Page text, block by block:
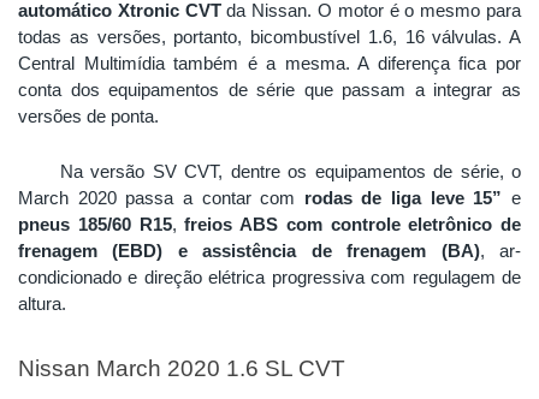
automático Xtronic CVT da Nissan. O motor é o mesmo para
todas as versões, portanto, bicombustível 1.6, 16 válvulas. A
Central Multimídia também é a mesma. A diferença fica por
conta dos equipamentos de série que passam a integrar as
versões de ponta.
Na versão SV CVT, dentre os equipamentos de série, o
March 2020 passa a contar com rodas de liga leve 15”
pneus 185/60 R15, freios ABS com controle eletrônico de
frenagem (EBD) e assistência de frenagem (BA), ar-
condicionado e direção elétrica progressiva com regulagem de
altura.
Nissan March 2020 1.6 SL CVT